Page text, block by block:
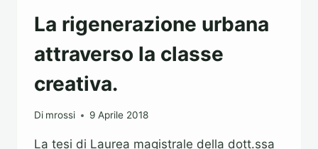
La rigenerazione urbana
attraverso la classe
creativa.
Di mrossi 9 Aprile 2018
La tesi di Laurea magistrale della dott.ssa